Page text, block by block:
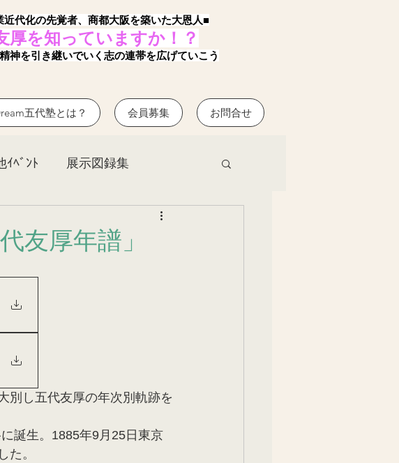
代化の先覚者、商都大阪を築いた大恩人■
厚を知っていますか！？
神を引き継いでいく志の連帯を広げていこう
五代塾とは？ 会員募集 お問合せ
ｲﾍﾞﾝﾄ 展示図録集
友厚年譜」
別し五代友厚の年次別軌跡を
誕生。1885年9月25日東京
た。